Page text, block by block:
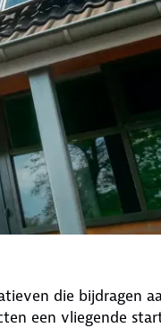
die bijdragen
een vliegende